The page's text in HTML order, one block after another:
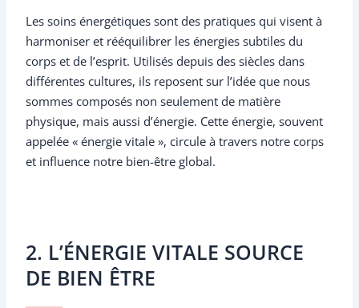
Les soins énergétiques sont des pratiques qui visent à
harmoniser et rééquilibrer les énergies subtiles du
corps et de l’esprit. Utilisés depuis des siècles dans
différentes cultures, ils reposent sur l’idée que nous
sommes composés non seulement de matière
physique, mais aussi d’énergie. Cette énergie, souvent
appelée « énergie vitale », circule à travers notre corps
et influence notre bien-être global.
2. L’ÉNERGIE VITALE SOURCE
DE BIEN ÊTRE